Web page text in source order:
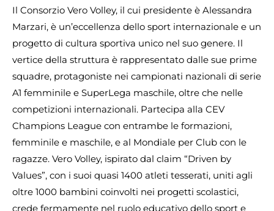
Il Consorzio Vero Volley, il cui presidente è Alessandra
Marzari, è un’eccellenza dello sport internazionale e un
progetto di cultura sportiva unico nel suo genere. Il
vertice della struttura è rappresentato dalle sue prime
squadre, protagoniste nei campionati nazionali di serie
A1 femminile e SuperLega maschile, oltre che nelle
competizioni internazionali. Partecipa alla CEV
Champions League con entrambe le formazioni,
femminile e maschile, e al Mondiale per Club con le
ragazze. Vero Volley, ispirato dal claim “Driven by
Values”, con i suoi quasi 1400 atleti tesserati, uniti agli
oltre 1000 bambini coinvolti nei progetti scolastici,
crede fermamente nel ruolo educativo dello sport e